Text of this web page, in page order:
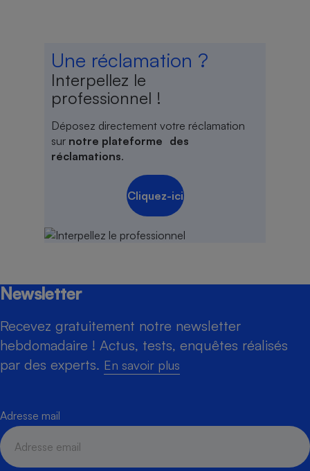
Une réclamation ?
Interpellez le
professionnel !
Déposez directement votre réclamation
sur notre plateforme des
réclamations.
Cliquez-ici
Newsletter
Recevez gratuitement notre newsletter
hebdomadaire ! Actus, tests, enquêtes réalisés
par des experts. En savoir plus
Adresse mail